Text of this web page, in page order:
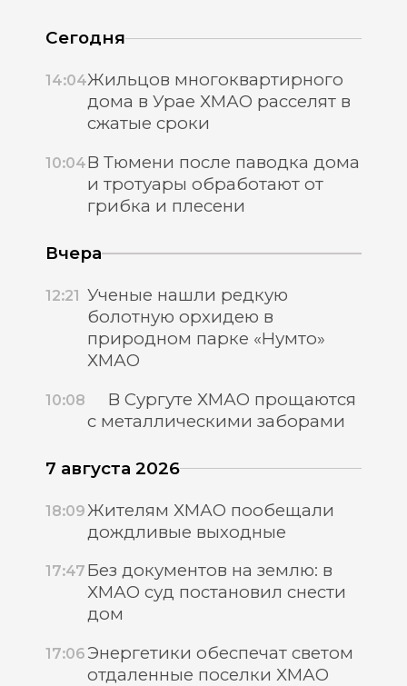
Сегодня
14:04Жильцов многоквартирного
дома в Урае ХМАО расселят в
сжатые сроки
10:04В Тюмени после паводка дома
и тротуары обработают от
грибка и плесени
Вчера
12:21 Ученые нашли редкую
болотную орхидею в
природном парке «Нумто»
ХМАО
10:08
В Сургуте ХМАО прощаются
с металлическими заборами
7 августа 2026
18:09 Жителям ХМАО пообещали
дождливые выходные
17:47 Без документов на землю: в
ХМАО суд постановил снести
дом
17:06 Энергетики обеспечат светом
отдаленные поселки ХМАО